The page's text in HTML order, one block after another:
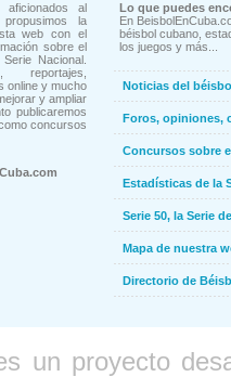
al
la
web con el
sobre el
Nacional.
reportajes,
online y mucho
y ampliar
publicaremos
concursos
Lo que puedes
En
béisbol cubano,
los juegos y más...
Noticias del
Foros, opiniones,
Concursos sobre
Estadísticas de la
Serie 50, la Serie
Mapa de nuestra
Directorio de
un proyecto